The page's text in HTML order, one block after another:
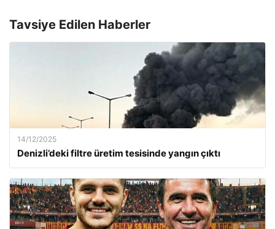
Tavsiye Edilen Haberler
14/12/2025
Denizli’deki filtre üretim tesisinde yangın çıktı